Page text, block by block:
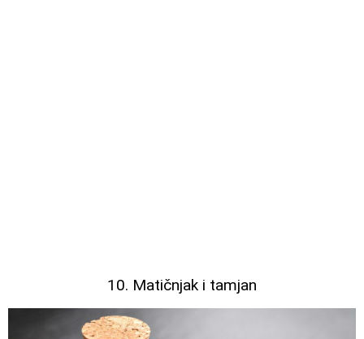
10. Matičnjak i tamjan